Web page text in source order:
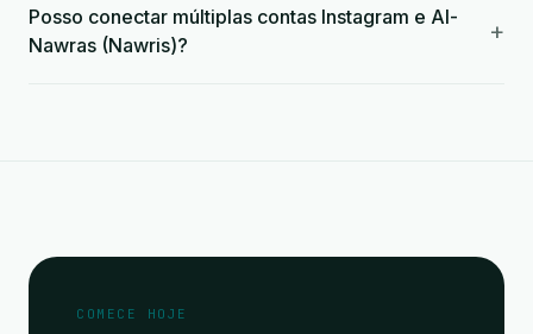
Posso conectar múltiplas contas Instagram e Al-
Nawras (Nawris)?
+
COMECE HOJE